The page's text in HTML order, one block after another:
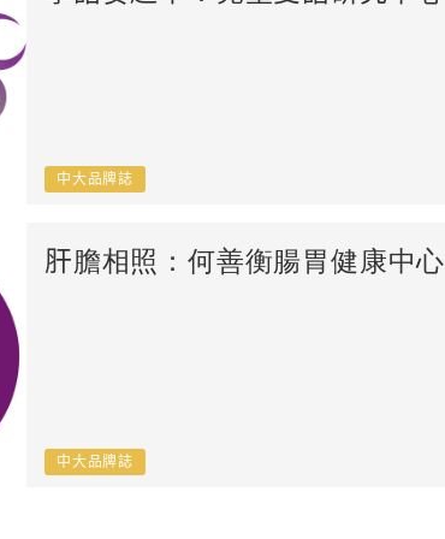
中大品牌誌
肝膽相照：何善衡腸胃健康中心
中大品牌誌